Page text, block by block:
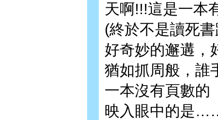
天啊!!!這是一本
(終於不是讀死
好奇妙的邂遘，
猶如抓周般，誰
一本沒有頁數的
映入眼中的是